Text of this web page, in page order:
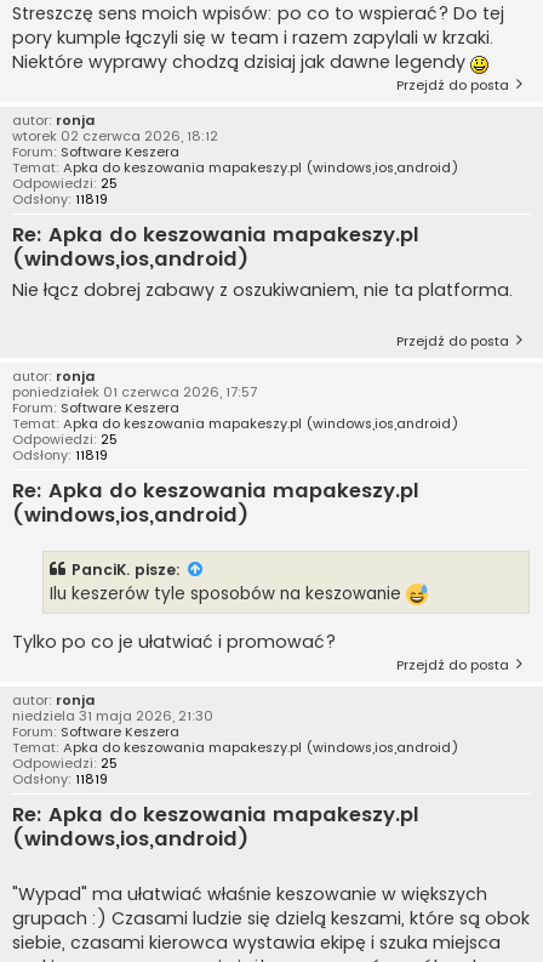
Streszczę sens moich wpisów: po co to wspierać? Do tej
pory kumple łączyli się w team i razem zapylali w krzaki.
Niektóre wyprawy chodzą dzisiaj jak dawne legendy
Przejdź do posta
autor: ronja
wtorek 02 czerwca 2026, 18:12
Forum: Software Keszera
Temat: Apka do keszowania mapakeszy.pl (windows,ios,android)
Odpowiedzi: 25
Odsłony: 11819
Re: Apka do keszowania mapakeszy.pl
(windows,ios,android)
Nie łącz dobrej zabawy z oszukiwaniem, nie ta platforma.
Przejdź do posta
autor: ronja
poniedziałek 01 czerwca 2026, 17:57
Forum: Software Keszera
Temat: Apka do keszowania mapakeszy.pl (windows,ios,android)
Odpowiedzi: 25
Odsłony: 11819
Re: Apka do keszowania mapakeszy.pl
(windows,ios,android)
PanciK. pisze:
Ilu keszerów tyle sposobów na keszowanie
Tylko po co je ułatwiać i promować?
Przejdź do posta
autor: ronja
niedziela 31 maja 2026, 21:30
Forum: Software Keszera
Temat: Apka do keszowania mapakeszy.pl (windows,ios,android)
Odpowiedzi: 25
Odsłony: 11819
Re: Apka do keszowania mapakeszy.pl
(windows,ios,android)
"Wypad" ma ułatwiać właśnie keszowanie w większych
grupach :) Czasami ludzie się dzielą keszami, które są obok
siebie, czasami kierowca wystawia ekipę i szuka miejsca